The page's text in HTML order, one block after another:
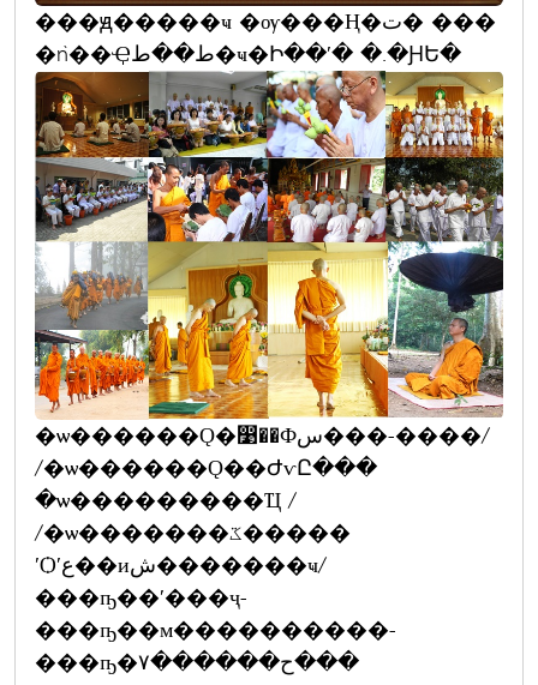
���ԭ�����ҹ �ѹ���Ң�ت� ���
�ǹ��Ҿط��ط�ҹ�Ի��ʹ� �.�ԨԵ�
�ѡ������Ǫ�෹��Фس���-����/
/�ѡ������Ǫ��ԺѵԸ���
�ѡ���������Ҵ /
/�ѡ�������ػ�����
ʹѺʹع��иش�������ҹ/
���ҧ��ʹ���ҷ-
���ҧ��м����������-
���ҧ�ح������٧���